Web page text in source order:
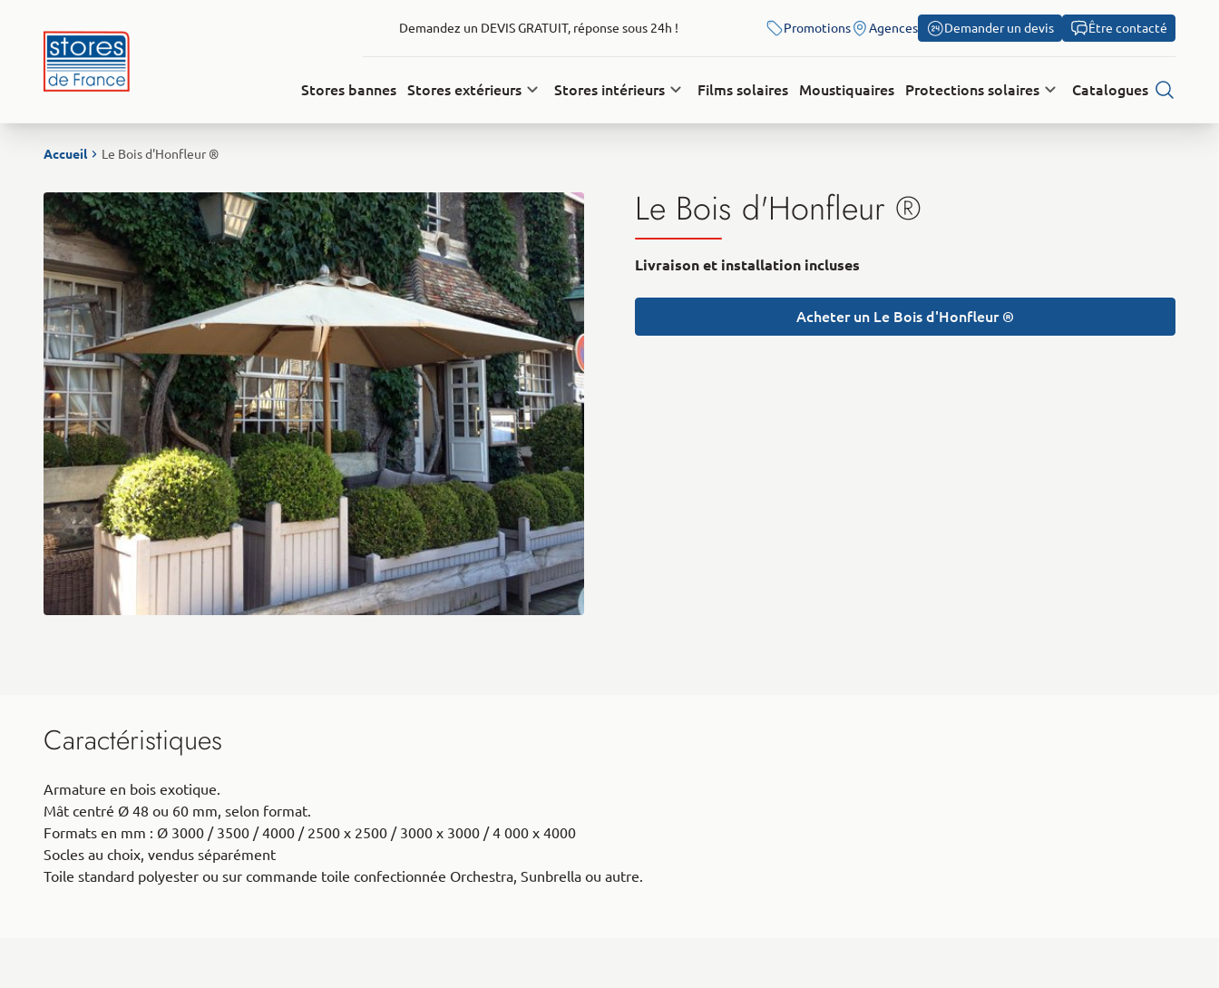
Demandez un DEVIS GRATUIT, réponse sous 24h ! Promotions Agences Demander un devis Être contacté
Stores bannes Stores extérieurs Stores intérieurs Films solaires Moustiquaires Protections solaires
Catalogues
Accueil Le Bois d'Honfleur ®
Le Bois d'Honfleur ®
Livraison et installation incluses
Acheter un Le Bois d'Honfleur ®
Caractéristiques
Armature en bois exotique.
Mât centré Ø 48 ou 60 mm, selon format.
Formats en mm : Ø 3000 / 3500 / 4000 / 2500 x 2500 / 3000 x 3000 / 4 000 x 4000
Socles au choix, vendus séparément
Toile standard polyester ou sur commande toile confectionnée Orchestra, Sunbrella ou autre.